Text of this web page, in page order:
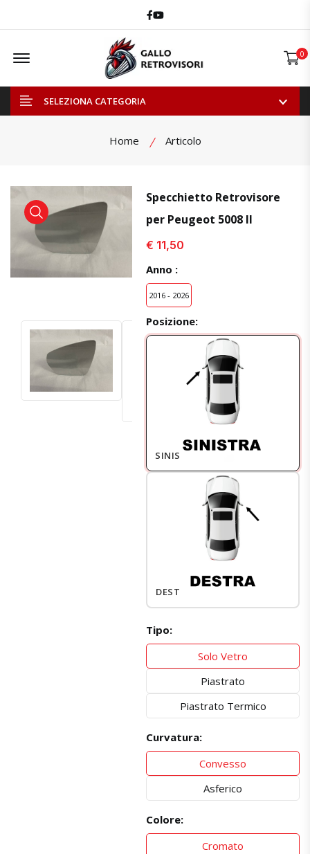
Facebook
Youtube
Offcanvas Menu Open 0
SELEZIONA CATEGORIA
Home Articolo
visualizza prodotto visualizza prodotto
Specchietto Retrovisore
per Peugeot 5008 II
€ 11,50
Anno :
2016 - 2026
Posizione:
SINISTRO
DESTRO
Tipo:
Solo Vetro
Piastrato
Piastrato Termico
Curvatura:
Convesso
Asferico
Colore:
Cromato